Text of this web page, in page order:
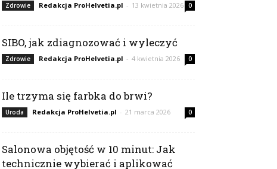
Zdrowie Redakcja ProHelvetia.pl - 13 kwietnia 2026 0
SIBO, jak zdiagnozować i wyleczyć
Zdrowie Redakcja ProHelvetia.pl - 4 kwietnia 2026 0
Ile trzyma się farbka do brwi?
Uroda Redakcja ProHelvetia.pl - 21 marca 2026 0
Salonowa objętość w 10 minut: Jak
technicznie wybierać i aplikować